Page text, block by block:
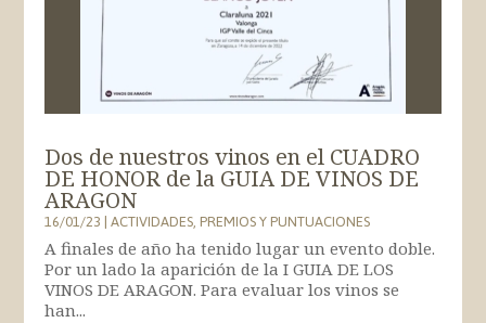
Dos de nuestros vinos en el CUADRO
DE HONOR de la GUIA DE VINOS DE
ARAGON
16/01/23|ACTIVIDADES,PREMIOS Y PUNTUACIONES
A finales de año ha tenido lugar un evento doble.
Por un lado la aparición de la I GUIA DE LOS
VINOS DE ARAGON. Para evaluar los vinos se
han...